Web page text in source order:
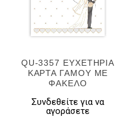
QU-3357 ΕΥΧΕΤΗΡΙΑ
ΚΑΡΤΑ ΓΑΜΟΥ ΜΕ
ΦΑΚΕΛΟ
Συνδεθείτε για να
αγοράσετε